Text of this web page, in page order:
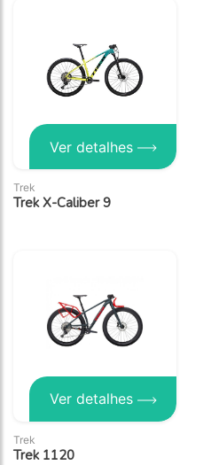
Ver detalhes
Trek
Trek X-Caliber 9
Ver detalhes
Trek
Trek 1120